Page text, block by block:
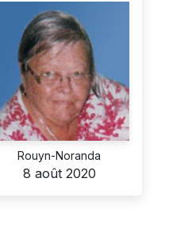
Rouyn-Noranda
8 août 2020